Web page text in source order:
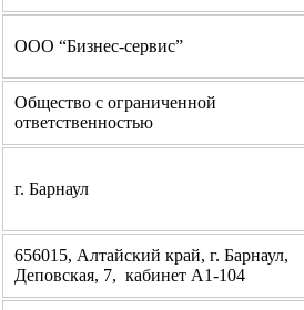
ООО “Бизнес-сервис”
Общество с ограниченной
ответственностью
г. Барнаул
656015, Алтайский край, г. Барнаул,
Деповская, 7, кабинет А1-104